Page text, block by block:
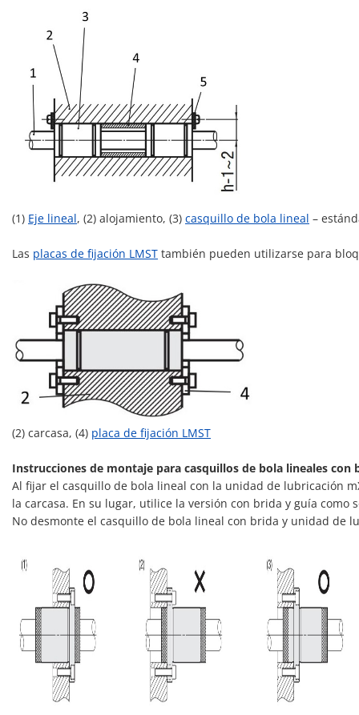
(1) Eje lineal, (2) alojamiento, (3) casquillo de bola lineal –
Las placas de fijación LMST también pueden utilizarse para
(2) carcasa, (4) placa de fijación LMST
Instrucciones de montaje para casquillos de bola lineales
Al fijar el casquillo de bola lineal con la unidad de lubricación
la carcasa. En su lugar, utilice la versión con brida y guía como
No desmonte el casquillo de bola lineal con brida y unidad de